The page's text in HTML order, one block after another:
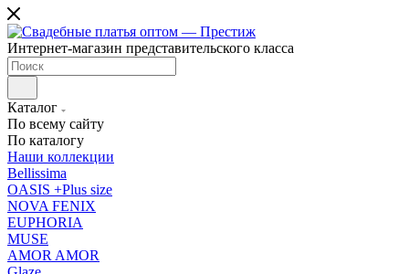
Интернет-магазин представительского класса
Каталог
По всему сайту
По каталогу
Наши коллекции
Bellissima
OASIS +Plus size
NOVA FENIX
EUPHORIA
MUSE
AMOR AMOR